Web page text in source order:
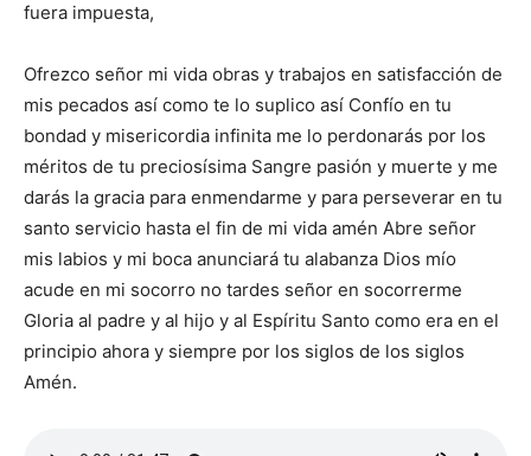
fuera impuesta,
Ofrezco señor mi vida obras y trabajos en satisfacción de
mis pecados así como te lo suplico así Confío en tu
bondad y misericordia infinita me lo perdonarás por los
méritos de tu preciosísima Sangre pasión y muerte y me
darás la gracia para enmendarme y para perseverar en tu
santo servicio hasta el fin de mi vida amén Abre señor
mis labios y mi boca anunciará tu alabanza Dios mío
acude en mi socorro no tardes señor en socorrerme
Gloria al padre y al hijo y al Espíritu Santo como era en el
principio ahora y siempre por los siglos de los siglos
Amén.